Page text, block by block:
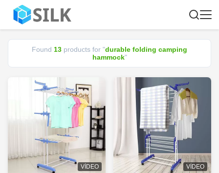
Found 13 products for "durable folding camping
hammock"
VIDEO VIDEO